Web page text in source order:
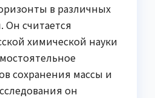
в различных
Он считается
химической науки
сохранения массы и
он